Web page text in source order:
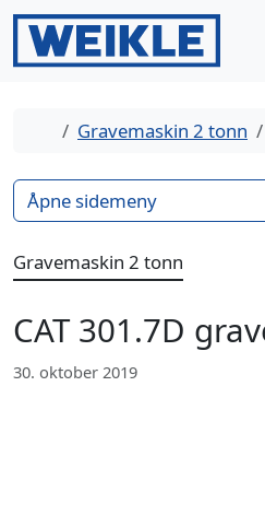
Gå til innhold
Gå til bunntekst
HjemGravemaskin 2 tonn
Gravemaskin 2 tonn
CAT 301.7D
30. oktober 2019
Åpne sidemeny